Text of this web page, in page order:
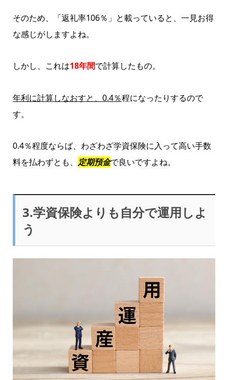
そのため、「返礼率106％」と載っていると、一見お得
な感じがしますよね。
しかし、これは18年間で計算したもの。
年利に計算しなおすと、0.4％程になったりするので
す。
0.4％程度ならば、わざわざ学資保険に入って高い手数
料を払わずとも、 定期預金で良いですよね。
3.学資保険よりも自分で運用しよ
う